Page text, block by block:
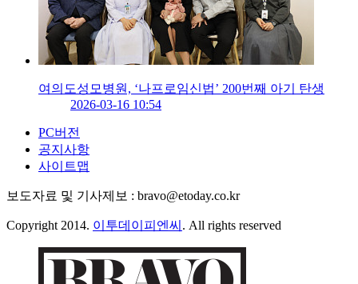
여의도성모병원, ‘나프로임신법’ 200번째 아기 탄생
2026-03-16 10:54
PC버전
공지사항
사이트맵
보도자료 및 기사제보 : bravo@etoday.co.kr
Copyright 2014. 이투데이피엔씨 . All rights reserved